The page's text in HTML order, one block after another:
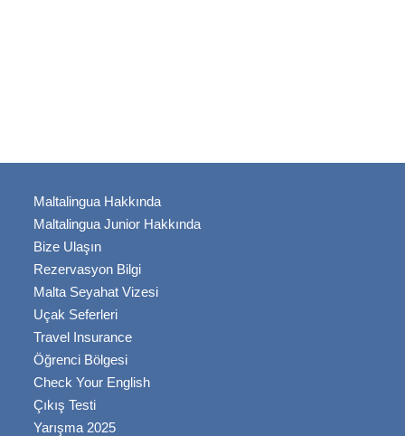
Maltalingua Hakkında
Maltalingua Junior Hakkında
Bize Ulaşın
Rezervasyon Bilgi
Malta Seyahat Vizesi
Uçak Seferleri
Travel Insurance
Öğrenci Bölgesi
Check Your English
Çıkış Testi
Yarışma 2025